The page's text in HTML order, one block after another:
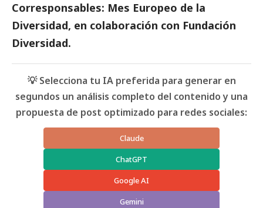
Corresponsables: Mes Europeo de la
Diversidad, en colaboración con Fundación
Diversidad.
💡 Selecciona tu IA preferida para generar en
segundos un análisis completo del contenido y una
propuesta de post optimizado para redes sociales:
Claude
ChatGPT
Google AI
Gemini